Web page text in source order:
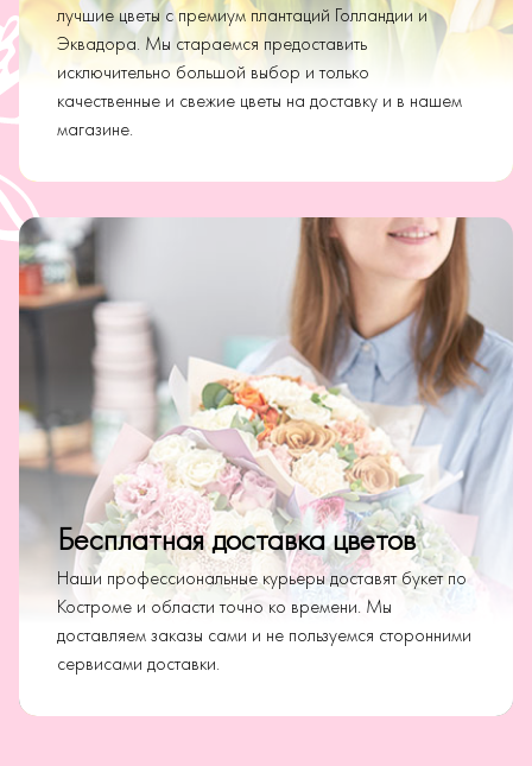
лучшие цветы с премиум плантаций Голландии и
Эквадора. Мы стараемся предоставить
исключительно большой выбор и только
качественные и свежие цветы на доставку и в нашем
магазине.
Бесплатная доставка цветов
Наши профессиональные курьеры доставят букет по
Костроме и области точно ко времени. Мы
доставляем заказы сами и не пользуемся сторонними
сервисами доставки.